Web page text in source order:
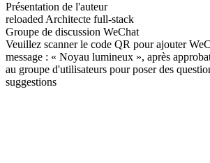
Présentation de l'auteur
reloaded Architecte full-stack
Groupe de discussion WeChat
Veuillez scanner le code QR pour ajouter
message : « Noyau lumineux », après
au groupe d'utilisateurs pour poser des
suggestions